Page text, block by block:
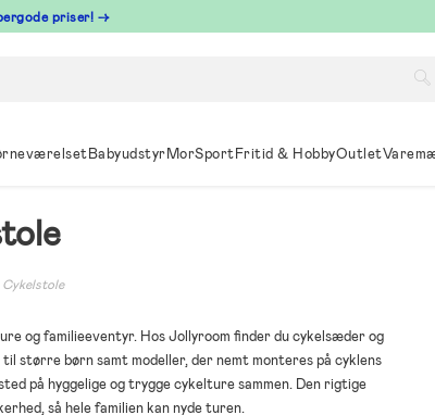
priser! →
BabyudstyrMorSportFritid & HobbyOutlet
Cykelstole
og familieeventyr. Hos Jollyroom finder du cykelsæder og
større børn samt modeller, der nemt monteres på cyklens
på hyggelige og trygge cykelture sammen. Den rigtige
så hele familien kan nyde turen.